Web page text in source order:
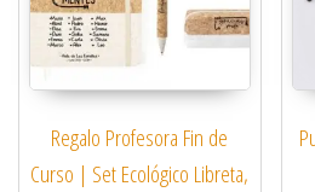
Regalo Profesora Fin de
Curso | Set Ecológico Libreta,